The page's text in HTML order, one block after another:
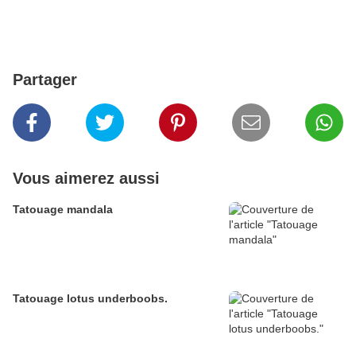
Partager
Vous aimerez aussi
Tatouage mandala
Tatouage lotus underboobs.